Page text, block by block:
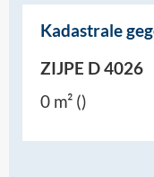
Kadastrale
ZIJPE D 4026
0 m² ()